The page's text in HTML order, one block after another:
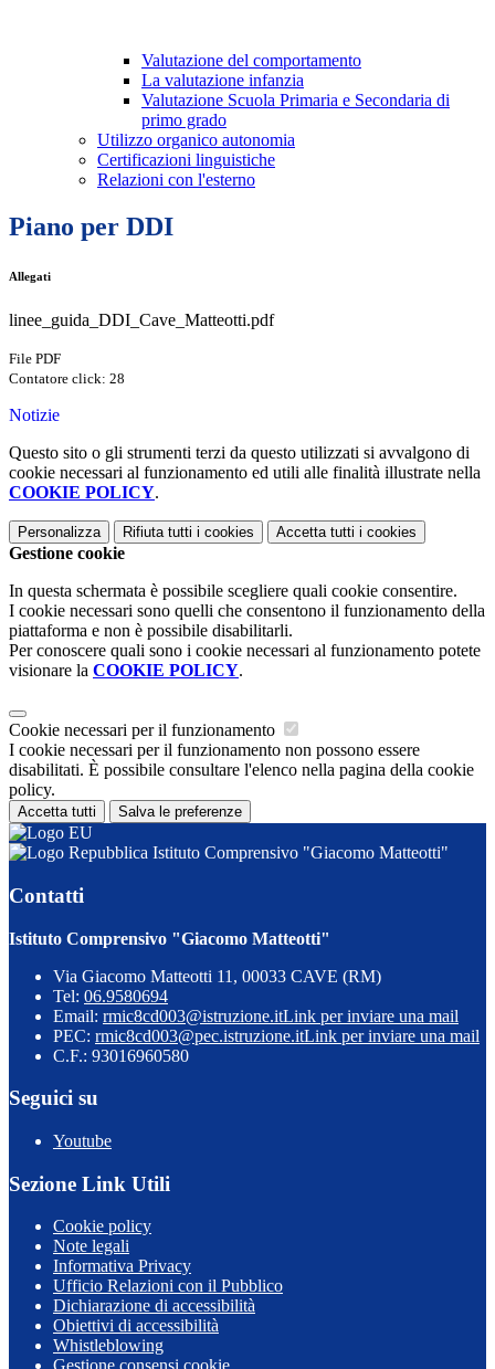
Valutazione del comportamento
La valutazione infanzia
Valutazione Scuola Primaria e Secondaria di
primo grado
Utilizzo organico autonomia
Certificazioni linguistiche
Relazioni con l'esterno
Piano per DDI
Allegati
linee_guida_DDI_Cave_Matteotti.pdf
File PDF
Contatore click: 28
Notizie
Questo sito o gli strumenti terzi da questo utilizzati si avvalgono di
cookie necessari al funzionamento ed utili alle finalità illustrate nella
COOKIE POLICY.
Personalizza Rifiuta tutti i cookies Accetta tutti i cookies
Gestione cookie
In questa schermata è possibile scegliere quali cookie consentire.
I cookie necessari sono quelli che consentono il funzionamento della
piattaforma e non è possibile disabilitarli.
Per conoscere quali sono i cookie necessari al funzionamento potete
visionare la COOKIE POLICY.
Cookie necessari per il funzionamento
I cookie necessari per il funzionamento non possono essere
disabilitati. È possibile consultare l'elenco nella pagina della cookie
policy.
Accetta tutti Salva le preferenze
Istituto Comprensivo "Giacomo Matteotti"
Contatti
Istituto Comprensivo "Giacomo Matteotti"
Via Giacomo Matteotti 11, 00033 CAVE (RM)
Tel: 06.9580694
Email: rmic8cd003@istruzione.itLink per inviare una mail
PEC: rmic8cd003@pec.istruzione.itLink per inviare una mail
C.F.: 93016960580
Seguici su
Youtube
Sezione Link Utili
Cookie policy
Note legali
Informativa Privacy
Ufficio Relazioni con il Pubblico
Dichiarazione di accessibilità
Obiettivi di accessibilità
Whistleblowing